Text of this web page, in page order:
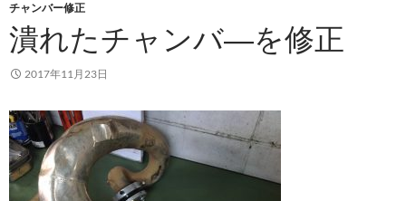
チャンバー修正
潰れたチャンバ―を修正
2017年11月23日